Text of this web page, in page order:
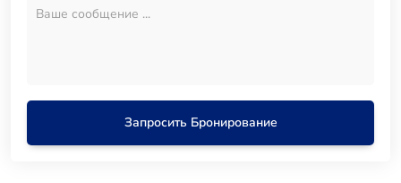
Запросить Бронирование